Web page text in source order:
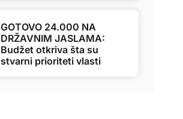
GOTOVO 24.000 NA
DRŽAVNIM JASLAMA:
Budžet otkriva šta su
stvarni prioriteti vlasti